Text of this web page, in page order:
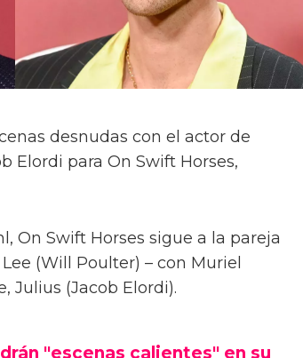
desnudas con el actor de
Elordi para On Swift Horses,
On Swift Horses sigue a la pareja
(Will Poulter) – con Muriel
Julius (Jacob Elordi).
"escenas calientes" en su